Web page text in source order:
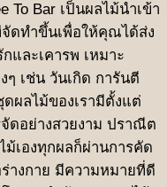
To Bar เป็นผลไม้นำเข้า
ดทำขึ้นเพื่อให้คุณได้ส่ง
และเคารพ เหมาะ
เช่น วันเกิด การันตี
ผลไม้ของเรามีตั้งแต่
ดอย่างสวยงาม ปราณีต
ม้เองทุกผลก็ผ่านการคัด
างกาย มีความหมายที่ดี